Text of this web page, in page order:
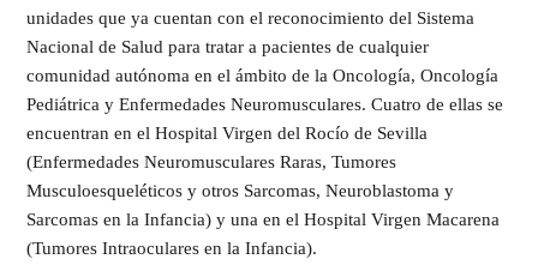
unidades que ya cuentan con el reconocimiento del Sistema
Nacional de Salud para tratar a pacientes de cualquier
comunidad autónoma en el ámbito de la Oncología, Oncología
Pediátrica y Enfermedades Neuromusculares. Cuatro de ellas se
encuentran en el Hospital Virgen del Rocío de Sevilla
(Enfermedades Neuromusculares Raras, Tumores
Musculoesqueléticos y otros Sarcomas, Neuroblastoma y
Sarcomas en la Infancia) y una en el Hospital Virgen Macarena
(Tumores Intraoculares en la Infancia).